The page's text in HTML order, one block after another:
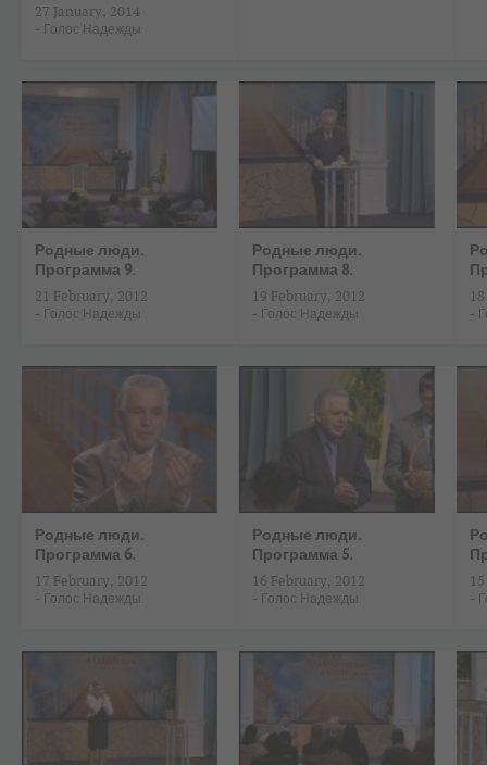
27 January, 2014
- Голос Надежды
Родные люди.
Программа 9.
21 February, 2012
- Голос Надежды
Родные люди.
Программа 8.
19 February, 2012
- Голос Надежды -
Родные люди.
Программа 6.
17 February, 2012
- Голос Надежды
Родные люди.
Программа 5.
16 February, 2012
- Голос Надежды -